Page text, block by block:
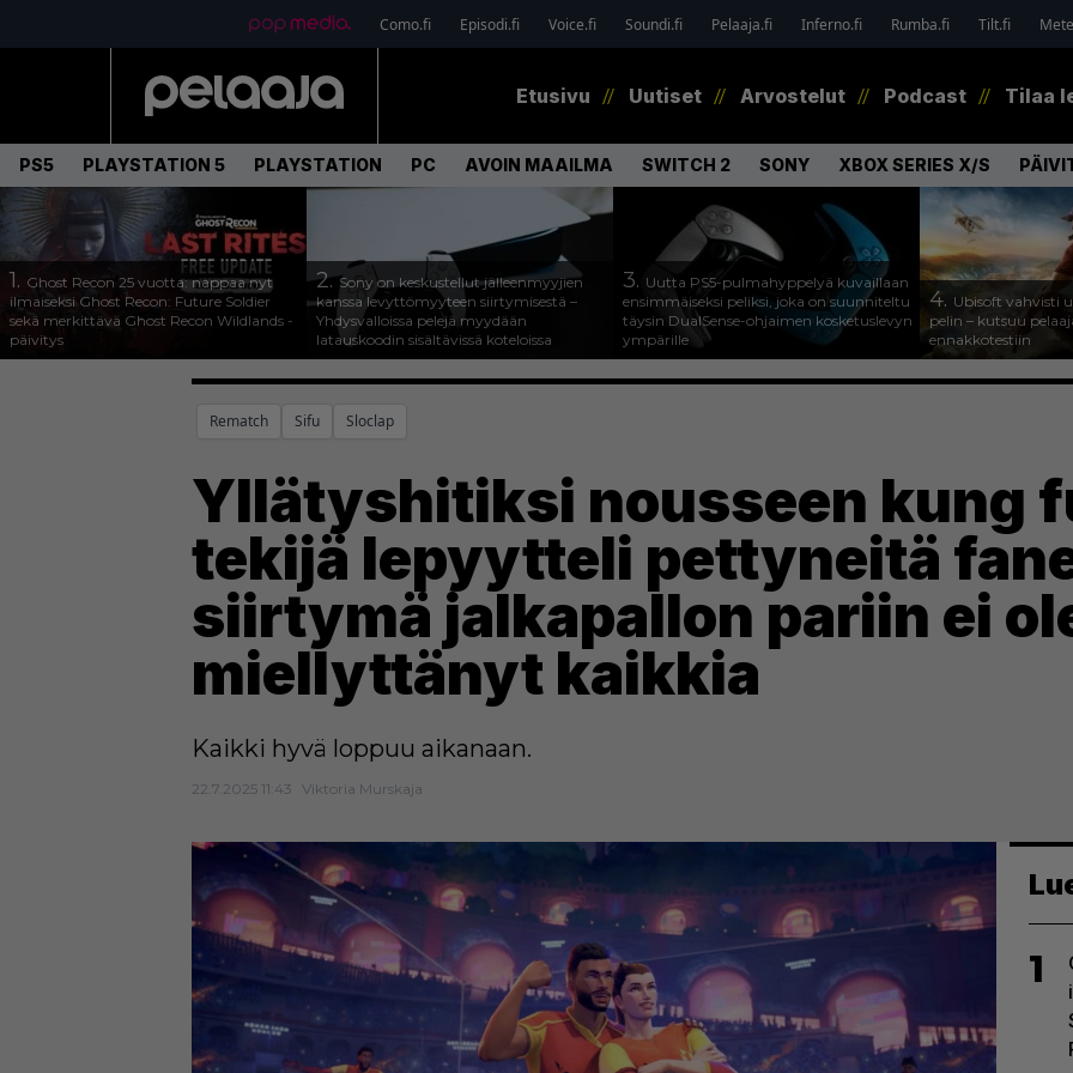
Como.fi Episodi.fi Voice.fi Soundi.fi Pelaaja.fi Inferno.fi Rumba.fi Tilt.fi
Etusivu Uutiset Arvostelut Podcast Tilaa
PS5 PLAYSTATION 5 PLAYSTATION PC AVOIN MAAILMA SWITCH 2 SONY XBOX SERIES X/S
1. Ghost Recon 25 vuotta: nappaa nyt
ilmaiseksi Ghost Recon: Future Soldier
sekä merkittävä Ghost Recon Wildlands -
päivitys
2.Sony on keskustellut jälleenmyyjien
kanssa levyttömyyteen siirtymisestä –
Yhdysvalloissa pelejä myydään
latauskoodin sisältävissä koteloissa
3. Uutta PS5-pulmahyppelyä kuvaillaan
ensimmäiseksi peliksi, joka on suunniteltu
täysin DualSense-ohjaimen kosketuslevyn
ympärille
4. Ubisoft vahvisti
pelin – kutsuu
ennakkotestiin
Rematch Sifu Sloclap
Yllätyshitiksi nousseen kung
tekijä lepyytteli pettyneitä
siirtymä jalkapallon pariin ei
miellyttänyt kaikkia
Kaikki hyvä loppuu aikanaan.
22.7.2025 11:43 Viktoria Murskaja
1